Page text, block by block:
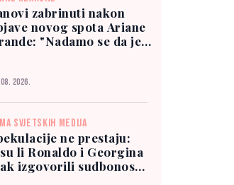
zabrinuti nakon
novog spota Ariane
"Nadamo se da je
2026.
SVJETSKIH MEDIJA
ne prestaju:
li Ronaldo i Georgina
izgovorili sudbonosno